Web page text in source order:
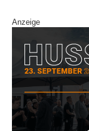
Anzeige